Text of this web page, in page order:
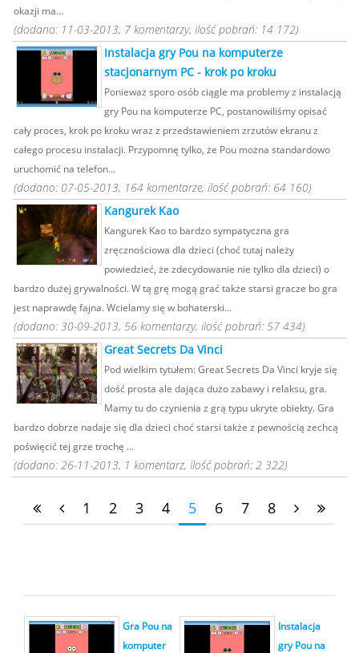
okazji ma...
(dodano: 11-03-2013, 7 komentarzy, ilość pobrań: 14 172)
Instalacja gry Pou na komputerze
stacjonarnym PC - krok po kroku
Ponieważ sporo osób ciągle ma problemy z instalacją
gry Pou na komputerze PC, postanowiliśmy opisać
cały proces, krok po kroku wraz z przedstawieniem zrzutów ekranu z
całego procesu instalacji. Przypomnę tylko, że Pou można standardowo
uruchomić na telefon...
(dodano: 07-05-2013, 164 komentarze, ilość pobrań: 64 160)
Kangurek Kao
Kangurek Kao to bardzo sympatyczna gra
zręcznościowa dla dzieci (choć tutaj należy
powiedzieć, że zdecydowanie nie tylko dla dzieci) o
bardzo dużej grywalności. W tą grę mogą grać także starsi gracze bo gra
jest naprawdę fajna. Wcielamy się w bohaterski...
(dodano: 30-09-2013, 56 komentarzy, ilość pobrań: 57 434)
Great Secrets Da Vinci
Pod wielkim tytułem: Great Secrets Da Vinci kryje się
dość prosta ale dająca dużo zabawy i relaksu, gra.
Mamy tu do czynienia z grą typu ukryte obiekty. Gra
bardzo dobrze nadaje się dla dzieci choć starsi także z pewnością zechcą
poświęcić tej grze trochę ...
(dodano: 26-11-2013, 1 komentarz, ilość pobrań: 2 322)
1 2 3 4 5 6 7 8
Gra Pou na
komputer
Instalacja
gry Pou na